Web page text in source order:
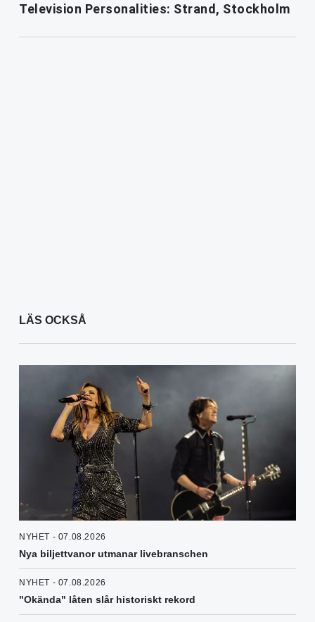
Television Personalities: Strand, Stockholm
LÄS OCKSÅ
NYHET - 07.08.2026
Nya biljettvanor utmanar livebranschen
NYHET - 07.08.2026
"Okända" låten slår historiskt rekord